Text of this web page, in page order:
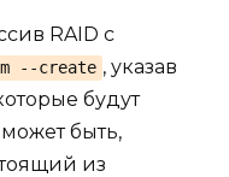
RAID с
--create , указав
будут
быть,
из